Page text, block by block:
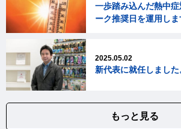
一歩踏み込んだ熱中
ーク推奨日を運用しま
2025.05.02
新代表に就任しました
もっと見る